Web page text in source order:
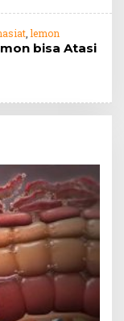
,lemon
bisa Atasi